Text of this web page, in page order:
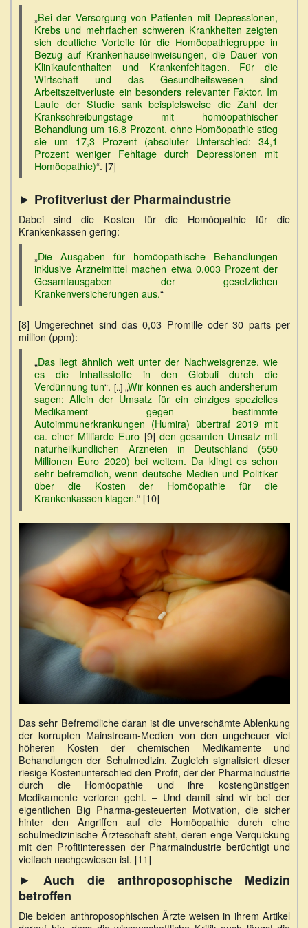
„Bei der Versorgung von Patienten mit Depressionen,
Krebs und mehrfachen schweren Krankheiten zeigten
sich deutliche Vorteile für die Homöopathiegruppe in
Bezug auf Krankenhauseinweisungen, die Dauer von
Klinikaufenthalten und Krankenfehltagen. Für die
Wirtschaft und das Gesundheitswesen sind
Arbeitszeitverluste ein besonders relevanter Faktor. Im
Laufe der Studie sank beispielsweise die Zahl der
Krankschreibungstage mit homöopathischer
Behandlung um 16,8 Prozent, ohne Homöopathie stieg
sie um 17,3 Prozent (absoluter Unterschied: 34,1
Prozent weniger Fehltage durch Depressionen mit
Homöopathie)“. [7]
► Profitverlust der Pharmaindustrie
Dabei sind die Kosten für die Homöopathie für die
Krankenkassen gering:
„Die Ausgaben für homöopathische Behandlungen
inklusive Arzneimittel machen etwa 0,003 Prozent der
Gesamtausgaben der gesetzlichen
Krankenversicherungen aus.“
[8] Umgerechnet sind das 0,03 Promille oder 30 parts per
million (ppm):
„Das liegt ähnlich weit unter der Nachweisgrenze, wie
es die Inhaltsstoffe in den Globuli durch die
Verdünnung tun“. [..]„Wir können es auch andersherum
sagen: Allein der Umsatz für ein einziges spezielles
Medikament gegen bestimmte
Autoimmunerkrankungen (Humira) übertraf 2019 mit
ca. einer Milliarde Euro [9] den gesamten Umsatz mit
naturheilkundlichen Arzneien in Deutschland (550
Millionen Euro 2020) bei weitem. Da klingt es schon
sehr befremdlich, wenn deutsche Medien und Politiker
über die Kosten der Homöopathie für die
Krankenkassen klagen.“ [10]
Das sehr Befremdliche daran ist die unverschämte Ablenkung
der korrupten Mainstream-Medien von den ungeheuer viel
höheren Kosten der chemischen Medikamente und
Behandlungen der Schulmedizin. Zugleich signalisiert dieser
riesige Kostenunterschied den Profit, der der Pharmaindustrie
durch die Homöopathie und ihre kostengünstigen
Medikamente verloren geht. – Und damit sind wir bei der
eigentlichen Big Pharma-gesteuerten Motivation, die sicher
hinter den Angriffen auf die Homöopathie durch eine
schulmedizinische Ärzteschaft steht, deren enge Verquickung
mit den Profitinteressen der Pharmaindustrie berüchtigt und
vielfach nachgewiesen ist. [11]
► Auch die anthroposophische Medizin
betroffen
Die beiden anthroposophischen Ärzte weisen in ihrem Artikel